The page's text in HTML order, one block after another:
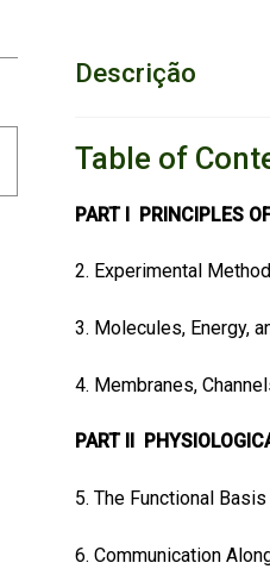
Descrição
Table of
PART I PRINCIPLES
2. Experimental
3. Molecules, Energy,
4. Membranes,
PART II
5. The Functional
6. Communication